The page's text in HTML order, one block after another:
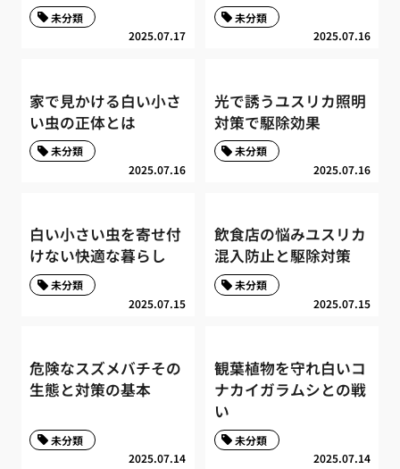
2025.07.17
未分類
2025.07.16
未分類
家で見かける白い小さ
い虫の正体とは
2025.07.16
未分類
光で誘うユスリカ照明
対策で駆除効果
2025.07.16
未分類
白い小さい虫を寄せ付
けない快適な暮らし
2025.07.15
未分類
飲食店の悩みユスリカ
混入防止と駆除対策
2025.07.15
未分類
危険なスズメバチその
生態と対策の基本
2025.07.14
未分類
観葉植物を守れ白いコ
ナカイガラムシとの戦
い
2025.07.14
未分類